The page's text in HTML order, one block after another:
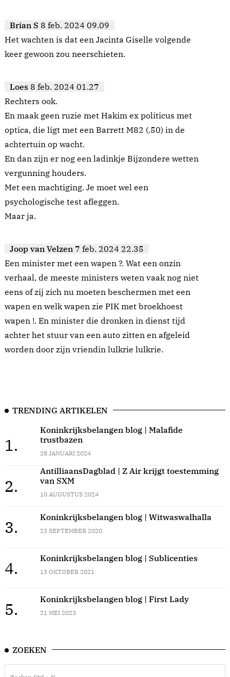
Brian S 8 feb. 2024 09.09
Het wachten is dat een Jacinta Giselle volgende
keer gewoon zou neerschieten.
Loes 8 feb. 2024 01.27
Rechters ook.
En maak geen ruzie met Hakim ex politicus met
optica, die ligt met een Barrett M82 (.50) in de
achtertuin op wacht.
En dan zijn er nog een ladinkje Bijzondere wetten
vergunning houders.
Met een machtiging. Je moet wel een
psychologische test afleggen.
Maar ja.
Joop van Velzen 7 feb. 2024 22.35
Een minister met een wapen ?. Wat een onzin
verhaal, de meeste ministers weten vaak nog niet
eens of zij zich nu moeten beschermen met een
wapen en welk wapen zie PIK met broekhoest
wapen !. En minister die dronken in dienst tijd
achter het stuur van een auto zitten en afgeleid
worden door zijn vriendin lulkrie lulkrie.
TRENDING ARTIKELEN
1.
Koninkrijksbelangen blog | Malafide
trustbazen
28 JANUARI 2024
2.
AntilliaansDagblad | Z Air krijgt toestemming
van SXM
10 AUGUSTUS 2024
3.
Koninkrijksbelangen blog | Witwaswalhalla
23 SEPTEMBER 2020
4.
Koninkrijksbelangen blog | Sublicenties
13 OKTOBER 2021
5.
Koninkrijksbelangen blog | First Lady
21 MEI 2023
ZOEKEN